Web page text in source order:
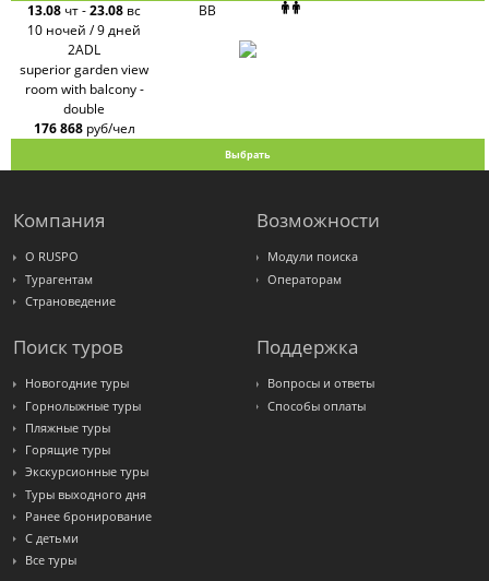
13.08 чт-23.08 вс
10 ночей / 9 дней
BB
2ADL
superior garden view
room with balcony -
double
176 868 руб/чел
Выбрать
Компания
О RUSPO
Турагентам
Страноведение
Возможности
Модули поиска
Операторам
Поиск туров
Новогодние туры
Горнолыжные туры
Пляжные туры
Горящие туры
Экскурсионные туры
Туры выходного дня
Ранее бронирование
С детьми
Все туры
Поддержка
Вопросы и ответы
Способы оплаты